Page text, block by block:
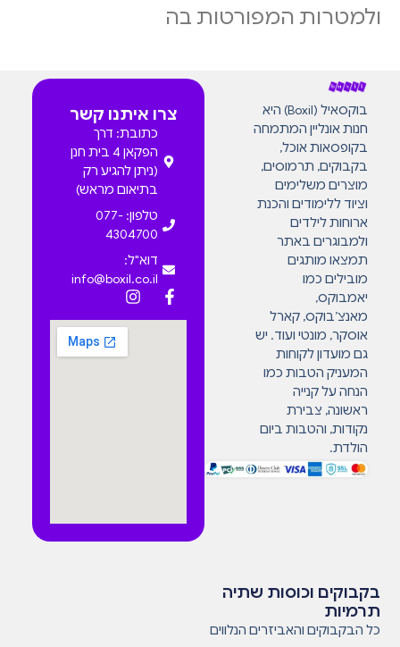
ולמטרות המפורטות בה
בוקסאיל (Boxil) היא
חנות אונליין המתמחה
בקופסאות אוכל,
בקבוקים, תרמוסים,
מוצרים משלימים
וציוד ללימודים והכנת
ארוחות לילדים
ולמבוגרים באתר
תמצאו מותגים
מובילים כמו
יאמבוקס,
מאנצ’בוקס, קארל
אוסקר, מונטי ועוד. יש
גם מועדון לקוחות
המעניק הטבות כמו
הנחה על קנייה
ראשונה, צבירת
נקודות, והטבות ביום
הולדת.
צרו איתנו קשר
כתובת: דרך
הפקאן 4 בית חנן
(ניתן להגיע רק
בתיאום מראש)
טלפון: 077-
4304700
דוא"ל:
info@boxil.co.il
בקבוקים וכוסות שתיה
תרמיות
כל הבקבוקים והאביזרים הנלווים